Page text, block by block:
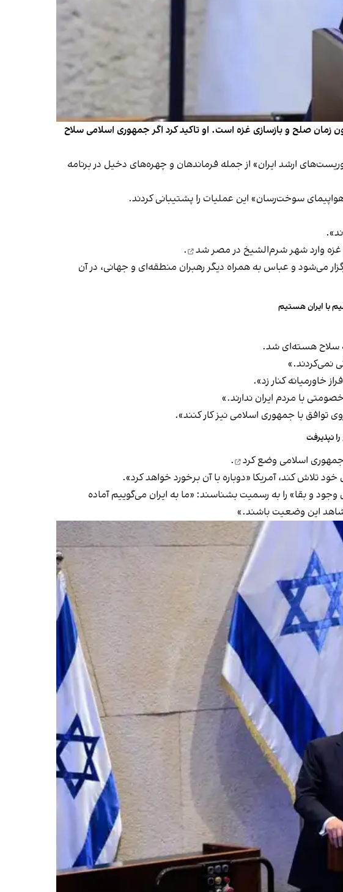
زمان صلح و بازسازی غزه است. او تاکید کرد اگر جمهوری اسلامی سلاح
کنست اسرائیل با اشاره به جنگ ۱۲ روزه گفت «بسیاری از تروریست‌های ارشد ایران» از جمله فرماندهان و چهره‌های دخیل در برنامه
وارد شهر شرم‌الشیخ درمصر شد
.
می‌شود و عباس به همراه دیگر رهبران منطقه‌ای و جهانی، در آن
با ایران هستیم
سلاح هسته‌ای شد.
نمی‌کردند.»
خاورمیانه کنار زد».
با مردم ایران ندارند.»
توافق با جمهوری اسلامی نیز کار کنند».
نپذیرفت
اسلامی وضع کرد
.
تلاش کند، آمریکا «دوباره با آن برخورد خواهد کرد».
و بقا» را به رسمیت بشناسند: «ما به ایران می‌گوییم آماده
این وضعیت باشند.»